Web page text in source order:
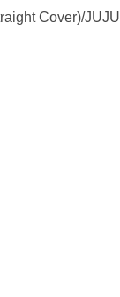
Cover)/JUJU